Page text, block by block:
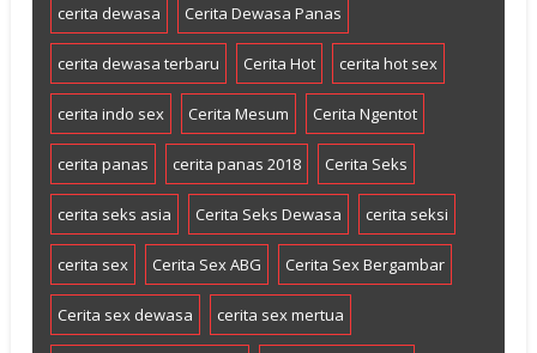
cerita dewasa Cerita Dewasa Panas
cerita dewasa terbaru Cerita Hot cerita hot sex
cerita indo sex Cerita Mesum Cerita Ngentot
cerita panas cerita panas 2018 Cerita Seks
cerita seks asia Cerita Seks Dewasa cerita seksi
cerita sex Cerita Sex ABG Cerita Sex Bergambar
Cerita sex dewasa cerita sex mertua